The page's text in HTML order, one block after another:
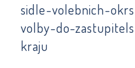
sidle-volebnich-
volby-do-
kraju